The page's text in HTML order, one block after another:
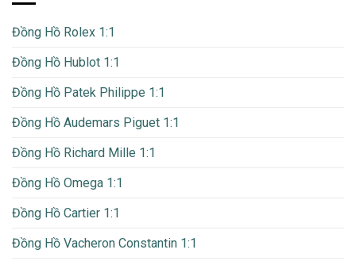
Đồng Hồ Rolex 1:1
Đồng Hồ Hublot 1:1
Đồng Hồ Patek Philippe 1:1
Đồng Hồ Audemars Piguet 1:1
Đồng Hồ Richard Mille 1:1
Đồng Hồ Omega 1:1
Đồng Hồ Cartier 1:1
Đồng Hồ Vacheron Constantin 1:1